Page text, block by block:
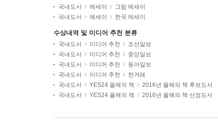
국내도서
에세이
그림 에세이
국내도서
에세이 한국 에세이
수상내역 및 미디어 추천 분류
국내도서 미디어 추천
조선일보
국내도서
미디어 추천
중앙일보
국내도서
미디어 추천
동아일보
국내도서
미디어 추천
한겨레
국내도서
YES24 올해의 책
2016년 올해의 책 후보도서
국내도서
YES24 올해의 책 2016년 올해의 책 선정도서